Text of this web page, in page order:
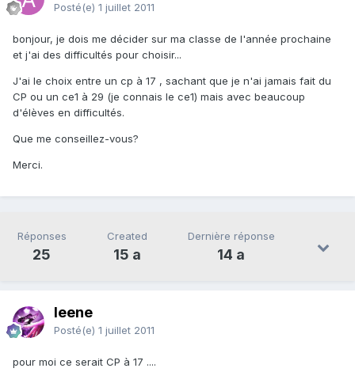
Posté(e) 1 juillet 2011
bonjour, je dois me décider sur ma classe de l'année prochaine
et j'ai des difficultés pour choisir...
J'ai le choix entre un cp à 17 , sachant que je n'ai jamais fait du
CP ou un ce1 à 29 (je connais le ce1) mais avec beaucoup
d'élèves en difficultés.
Que me conseillez-vous?
Merci.
Réponses
25
Created
15 a
Dernière réponse
14 a
leene
Posté(e) 1 juillet 2011
pour moi ce serait CP à 17 ....